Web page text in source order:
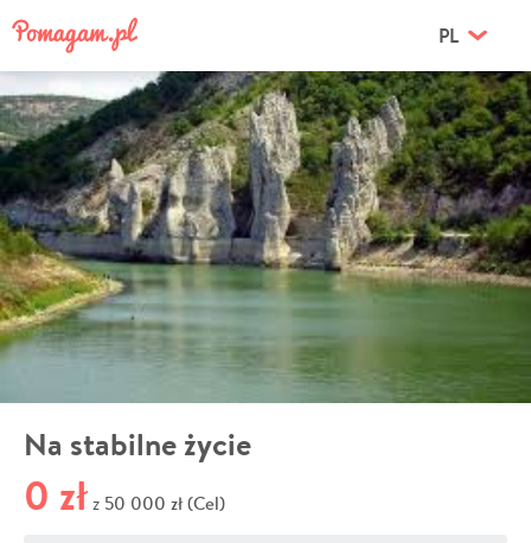
PL
Na stabilne życie
0 zł z 50 000 zł (Cel)